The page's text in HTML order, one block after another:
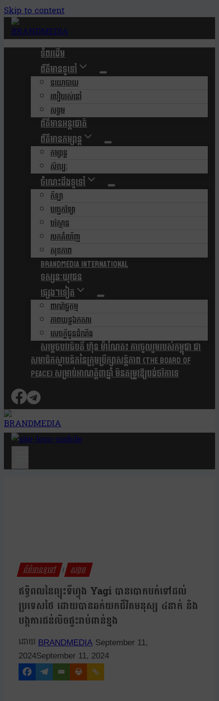
Skip to content
ទំពរដើម
ព័ត៌មានទូទៅ
នយោបាយ
របៀបរស់នៅ
សង្គម
ព័ត៌មានអន្តរជាតិ
ព័ត៌មានកម្សាន្ត
កម្សាន្ត
សិល្បៈ
ចំណេះដឹងទូទៅ
កីឡា
បច្ចេកវិទ្យា
បរិស្ថាន
របកគំហើញ
សុខភាព
Brandmedia international
ទស្សនៈយុវជន
ផ្សេងៗទៀត
ពាណិជ្ជកម្ម
ភាពយន្តឯកសារ
សេចក្តីជូនដំណឹង
សម្តេចបវរធិបតី ហ៊ុន ម៉ាណែត៖ ការចូលរួមរបស់កម្ពុជា ជា
សមាជិកស្ថាបនិកនៃក្រុមប្រឹក្សាសន្តិភាព (The Board Of
Peace) សម្រាប់អាណត្តិ៣ឆ្នាំ មិនតម្រូវឱ្យបង់ថវិកាទេ
ព័ត៌មានទូទៅ | សង្គម
ឥទ្ធិពលនៃព្យុះទីហ្វុង Yagi បានបោកបក់ទៅដល់
ប្រទេសថៃ ដោយបានឆក់យកជីវិតមនុស្ស ៤នាក់ និង
បង្កការជន់លិចផ្ទះរាប់ពាន់ខ្នង
BRANDMEDIA September 11,
2024September 11, 2024